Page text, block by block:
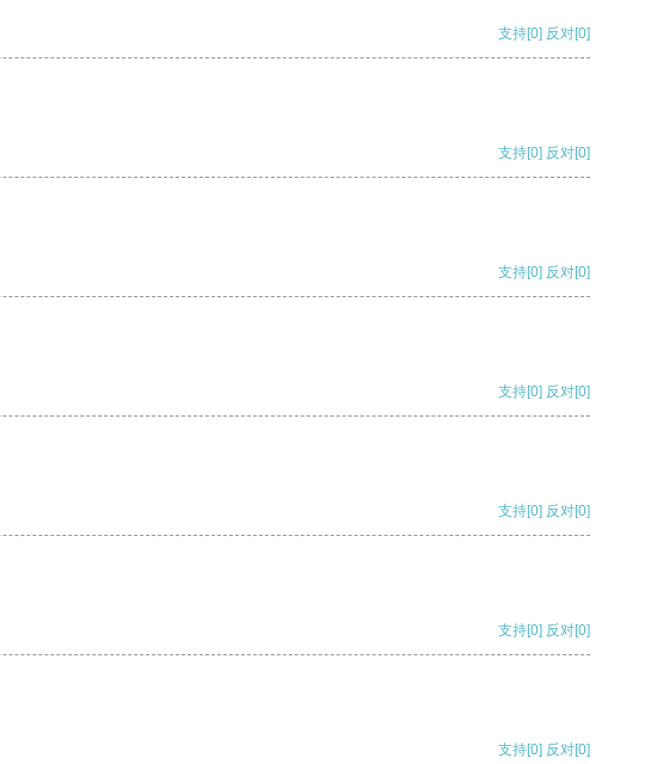
支持[0] 反对[0]
支持[0] 反对[0]
支持[0] 反对[0]
支持[0] 反对[0]
支持[0] 反对[0]
支持[0] 反对[0]
支持[0] 反对[0]